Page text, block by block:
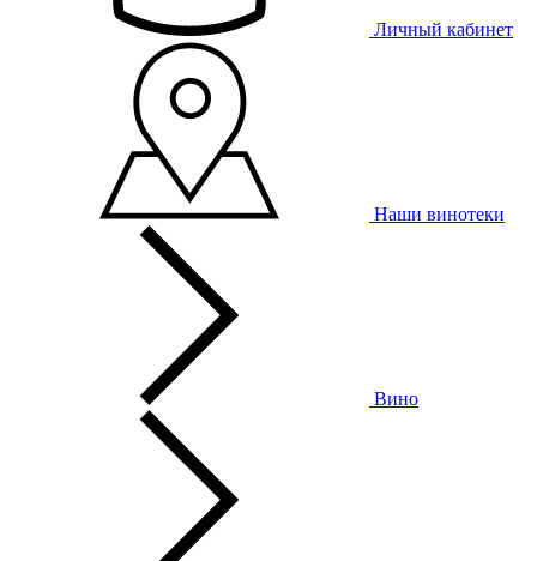
Личный кабинет
Наши винотеки
Вино